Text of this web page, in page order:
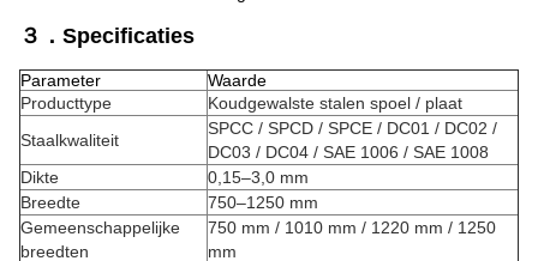
３．Specificaties
Parameter
Waarde
Producttype
Koudgewalste stalen spoel / plaat
Staalkwaliteit
SPCC / SPCD / SPCE / DC01 / DC02 /
DC03 / DC04 / SAE 1006 / SAE 1008
Dikte
0,15–3,0 mm
Breedte
750–1250 mm
Gemeenschappelijke
breedten
750 mm / 1010 mm / 1220 mm / 1250
mm